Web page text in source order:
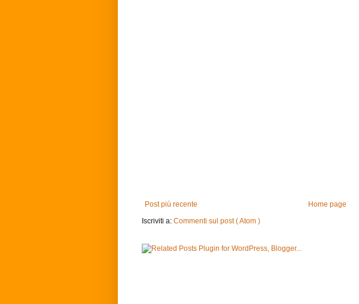
Post più recente
Home page
Iscriviti a: Commenti sul post ( Atom )